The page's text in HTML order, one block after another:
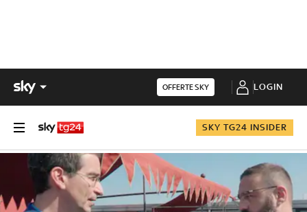
OFFERTE SKY LOGIN
SKY TG24 INSIDER